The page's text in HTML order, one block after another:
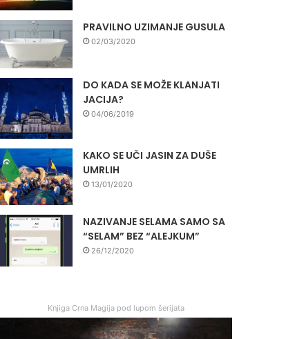
PRAVILNO UZIMANJE GUSULA
02/03/2020
DO KADA SE MOŽE KLANJATI
JACIJA?
04/06/2019
KAKO SE UČI JASIN ZA DUŠE
UMRLIH
13/01/2020
NAZIVANJE SELAMA SAMO SA
“SELAM” BEZ “ALEJKUM”
26/12/2020
Knjiga Crna Magija pod lupom šerijata